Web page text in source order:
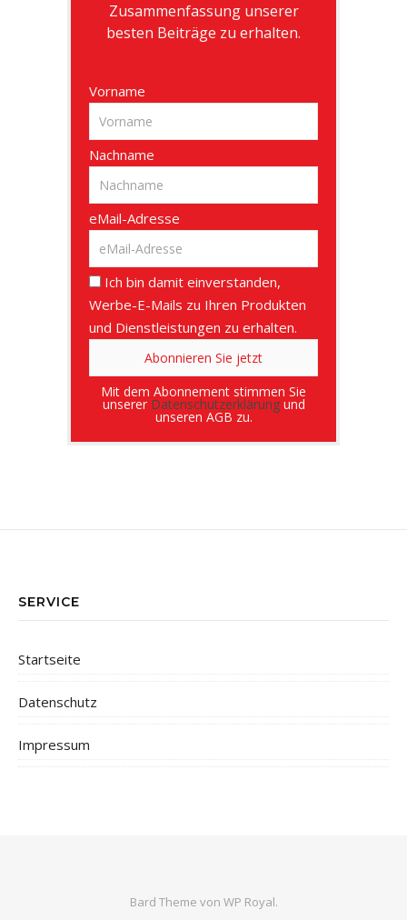
Zusammenfassung unserer
besten Beiträge zu erhalten.
Vorname
Nachname
eMail-Adresse
Ich bin damit einverstanden,
Werbe-E-Mails zu Ihren Produkten
und Dienstleistungen zu erhalten.
Mit dem Abonnement stimmen Sie
unserer Datenschutzerklärungund
unseren AGB zu.
SERVICE
Startseite
Datenschutz
Impressum
Bard Theme von WP Royal.